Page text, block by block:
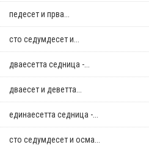
педесет и прва...
сто седумдесет и...
дваесетта седница -...
дваесет и деветта...
единаесетта седница -...
сто седумдесет и осма...